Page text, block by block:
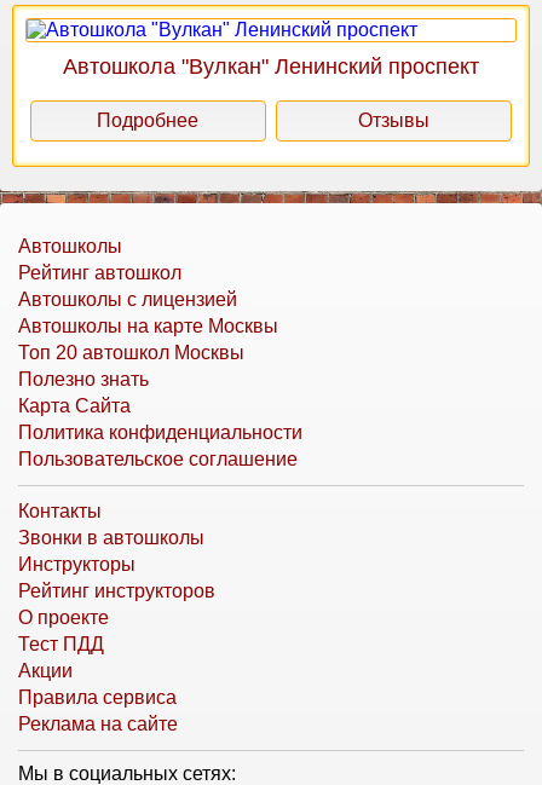
Автошкола "Вулкан" Ленинский проспект
Подробнее Отзывы
Автошколы
Рейтинг автошкол
Автошколы с лицензией
Автошколы на карте Москвы
Топ 20 автошкол Москвы
Полезно знать
Карта Сайта
Политика конфиденциальности
Пользовательское соглашение
Контакты
Звонки в автошколы
Инструкторы
Рейтинг инструкторов
О проекте
Тест ПДД
Акции
Правила сервиса
Реклама на сайте
Мы в социальных сетях: